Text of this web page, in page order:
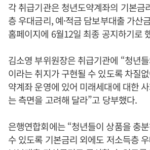
각 취급기관은 청년도약계좌의 기본금
층 우대금리, 예·적금 담보부대출 가산
홈페이지에 6월12일 최종 공지하기로
김소영 부위원장은 취급기관에 “청년
이라는 취지가 구현될 수 있도록 차질
약계좌 운영에 있어 미래세대에 대한
는 측면을 고려해 달라”고 당부했다.
은행연합회에는 “청년들이 상품을 충
수 있도록 기본금리 외에도 저소득층